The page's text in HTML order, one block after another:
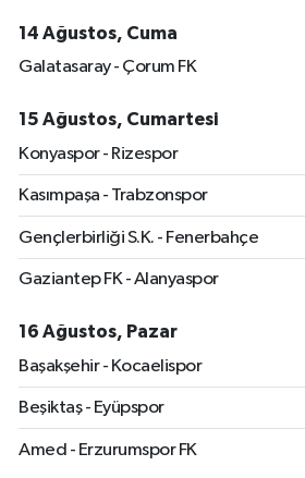
14 Ağustos, Cuma
Galatasaray - Çorum FK
15 Ağustos, Cumartesi
Konyaspor - Rizespor
Kasımpaşa - Trabzonspor
Gençlerbirliği S.K. - Fenerbahçe
Gaziantep FK - Alanyaspor
16 Ağustos, Pazar
Başakşehir - Kocaelispor
Beşiktaş - Eyüpspor
Amed - Erzurumspor FK